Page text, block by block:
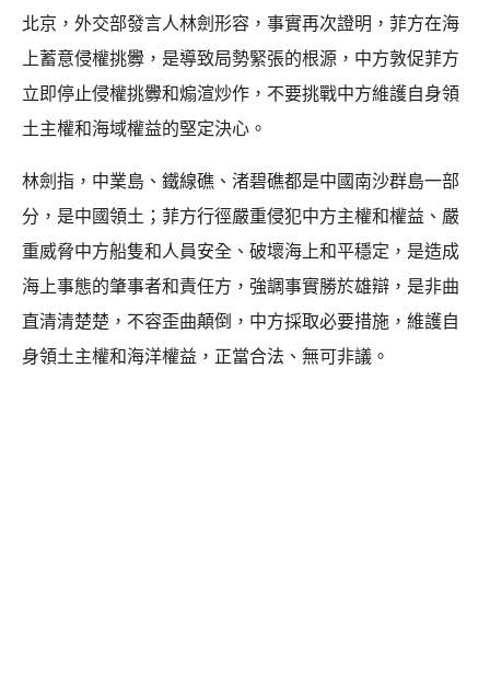
北京，外交部發言人林劍形容，事實再次證明，菲方在海
上蓄意侵權挑釁，是導致局勢緊張的根源，中方敦促菲方
立即停止侵權挑釁和煽渲炒作，不要挑戰中方維護自身領
土主權和海域權益的堅定決心。
林劍指，中業島、鐵線礁、渚碧礁都是中國南沙群島一部
分，是中國領土；菲方行徑嚴重侵犯中方主權和權益、嚴
重威脅中方船隻和人員安全、破壞海上和平穩定，是造成
海上事態的肇事者和責任方，強調事實勝於雄辯，是非曲
直清清楚楚，不容歪曲顛倒，中方採取必要措施，維護自
身領土主權和海洋權益，正當合法、無可非議。